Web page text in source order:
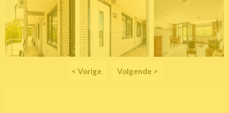
< Vorige Volgende >